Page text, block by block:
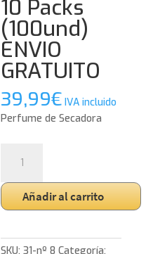
10 Packs
(100und)
ENVIO
GRATUITO
39,99€ IVA incluido
Perfume de Secadora
Fresh
Perfume
de
8.
Añadir al carrito
SKU:31-nº 8 Categoría: